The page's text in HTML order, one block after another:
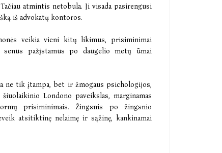
atmintis netobula. Ji visada pasirengusi
iš advokatų kontoros.
veikia vieni kitų likimus, prisiminimai
pažįstamus po daugelio metų ūmai
ne tik įtampa, bet ir žmogaus psichologijos,
Londono paveikslas, marginamas
prisiminimais. Žingsnis po žingsnio
atsitiktinę nelaimę ir sąžinę, kankinamai